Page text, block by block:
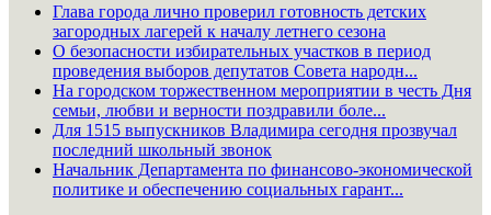
Глава города лично проверил готовность детских
загородных лагерей к началу летнего сезона
О безопасности избирательных участков в период
проведения выборов депутатов Совета народн...
На городском торжественном мероприятии в честь Дня
семьи, любви и верности поздравили боле...
Для 1515 выпускников Владимира сегодня прозвучал
последний школьный звонок
Начальник Департамента по финансово-экономической
политике и обеспечению социальных гарант...